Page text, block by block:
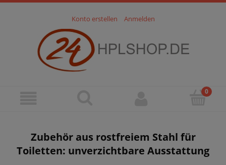
Konto erstellen Anmelden
Zubehör aus rostfreiem Stahl für
Toiletten: unverzichtbare Ausstattung